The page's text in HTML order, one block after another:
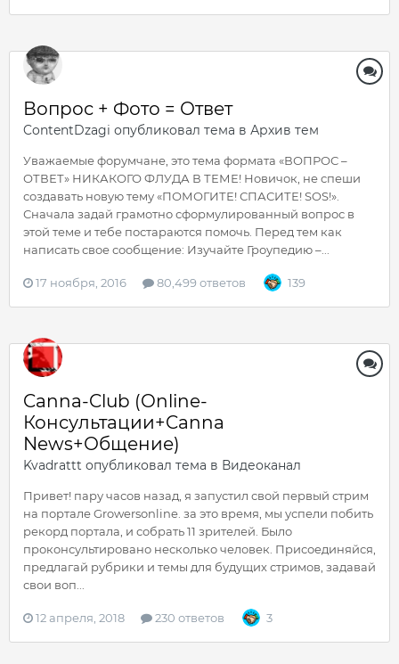
Вопрос + Фото = Ответ
ContentDzagi опубликовал тема в Архив тем
Уважаемые форумчане, это тема формата «ВОПРОС –
ОТВЕТ» НИКАКОГО ФЛУДА В ТЕМЕ! Новичок, не спеши
создавать новую тему «ПОМОГИТЕ! СПАСИТЕ! SOS!».
Сначала задай грамотно сформулированный вопрос в
этой теме и тебе постараются помочь. Перед тем как
написать свое сообщение: Изучайте Гроупедию –...
17 ноября, 2016 80,499 ответов 139
Canna-Club (Online-
Консультации+Canna
News+Общение)
Kvadrattt опубликовал тема в Видеоканал
Привет! пару часов назад, я запустил свой первый стрим
на портале Growersonline. за это время, мы успели побить
рекорд портала, и собрать 11 зрителей. Было
проконсультировано несколько человек. Присоединяйся,
предлагай рубрики и темы для будущих стримов, задавай
свои воп...
12 апреля, 2018 230 ответов 3